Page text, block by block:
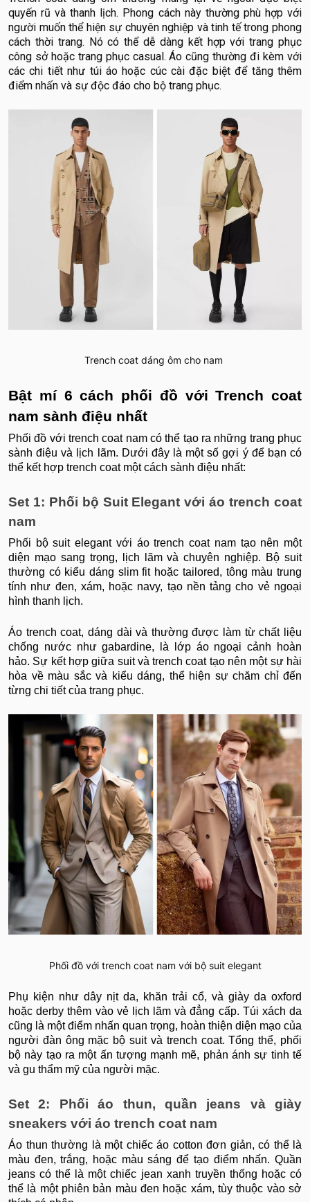
quyến rũ và thanh lịch. Phong cách này thường phù hợp với
người muốn thể hiện sự chuyên nghiệp và tinh tế trong phong
cách thời trang. Nó có thể dễ dàng kết hợp với trang phục
công sở hoặc trang phục casual. Áo cũng thường đi kèm với
các chi tiết như túi áo hoặc cúc cài đặc biệt để tăng thêm
điểm nhấn và sự độc đáo cho bộ trang phục.
Trench coat dáng ôm cho nam
Bật mí 6 cách phối đồ với Trench coat
nam sành điệu nhất
Phối đồ với trench coat nam có thể tạo ra những trang phục
sành điệu và lịch lãm. Dưới đây là một số gợi ý để bạn có
thể kết hợp trench coat một cách sành điệu nhất:
Set 1: Phối bộ Suit Elegant với áo trench coat
nam
Phối bộ suit elegant với áo trench coat nam tạo nên một
diện mạo sang trọng, lịch lãm và chuyên nghiệp. Bộ suit
thường có kiểu dáng slim fit hoặc tailored, tông màu trung
tính như đen, xám, hoặc navy, tạo nền tảng cho vẻ ngoại
hình thanh lịch.
Áo trench coat, dáng dài và thường được làm từ chất liệu
chống nước như gabardine, là lớp áo ngoại cảnh hoàn
hảo. Sự kết hợp giữa suit và trench coat tạo nên một sự hài
hòa về màu sắc và kiểu dáng, thể hiện sự chăm chỉ đến
từng chi tiết của trang phục.
Phối đồ với trench coat nam với bộ suit elegant
Phụ kiện như dây nịt da, khăn trải cổ, và giày da oxford
hoặc derby thêm vào vẻ lịch lãm và đẳng cấp. Túi xách da
cũng là một điểm nhấn quan trọng, hoàn thiện diện mạo của
người đàn ông mặc bộ suit và trench coat. Tổng thể, phối
bộ này tạo ra một ấn tượng mạnh mẽ, phản ánh sự tinh tế
và gu thẩm mỹ của người mặc.
Set 2: Phối áo thun, quần jeans và giày
sneakers với áo trench coat nam
Áo thun thường là một chiếc áo cotton đơn giản, có thể là
màu đen, trắng, hoặc màu sáng để tạo điểm nhấn. Quần
jeans có thể là một chiếc jean xanh truyền thống hoặc có
thể là một phiên bản màu đen hoặc xám, tùy thuộc vào sở